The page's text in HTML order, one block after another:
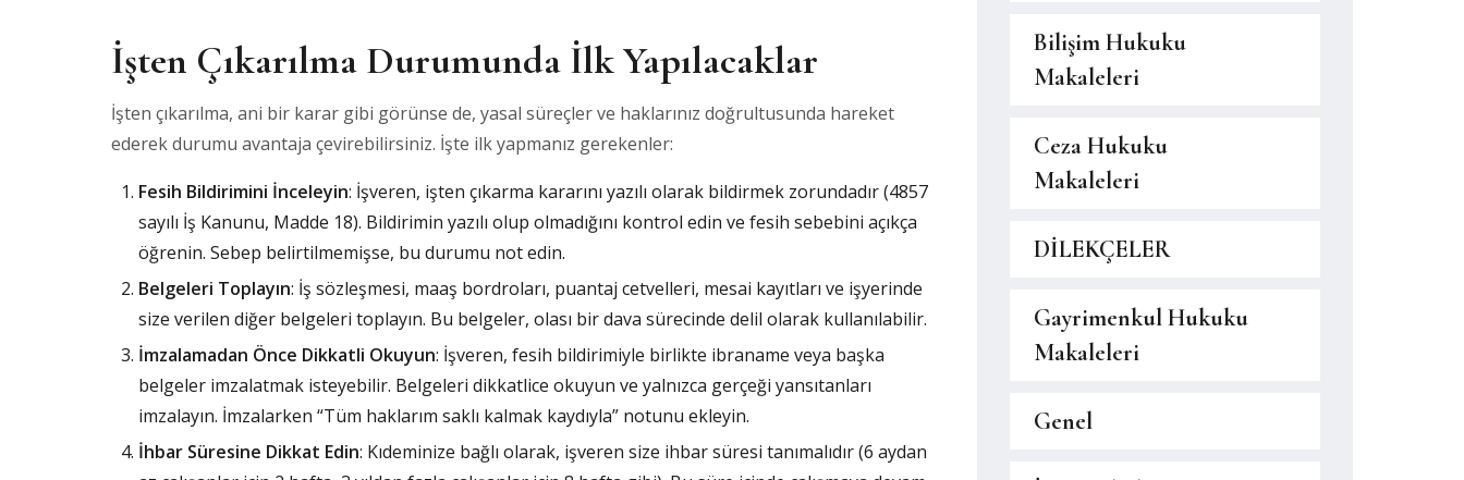
İşten Çıkarılma Durumunda İlk Yapılacaklar
İşten çıkarılma, ani bir karar gibi görünse de, yasal süreçler ve haklarınız doğrultusunda hareket
ederek durumu avantaja çevirebilirsiniz. İşte ilk yapmanız gerekenler:
Fesih Bildirimini İnceleyin: İşveren, işten çıkarma kararını yazılı olarak bildirmek zorundadır (4857
sayılı İş Kanunu, Madde 18). Bildirimin yazılı olup olmadığını kontrol edin ve fesih sebebini açıkça
öğrenin. Sebep belirtilmemişse, bu durumu not edin.
Belgeleri Toplayın: İş sözleşmesi, maaş bordroları, puantaj cetvelleri, mesai kayıtları ve işyerinde
size verilen diğer belgeleri toplayın. Bu belgeler, olası bir dava sürecinde delil olarak kullanılabilir.
İmzalamadan Önce Dikkatli Okuyun: İşveren, fesih bildirimiyle birlikte ibraname veya başka
belgeler imzalatmak isteyebilir. Belgeleri dikkatlice okuyun ve yalnızca gerçeği yansıtanları
imzalayın. İmzalarken “Tüm haklarım saklı kalmak kaydıyla” notunu ekleyin.
İhbar Süresine Dikkat Edin: Kıdeminize bağlı olarak, işveren size ihbar süresi tanımalıdır (6 aydan
Bilişim Hukuku
Makaleleri
Ceza Hukuku
Makaleleri
DİLEKÇELER
Gayrimenkul Hukuku
Makaleleri
Genel